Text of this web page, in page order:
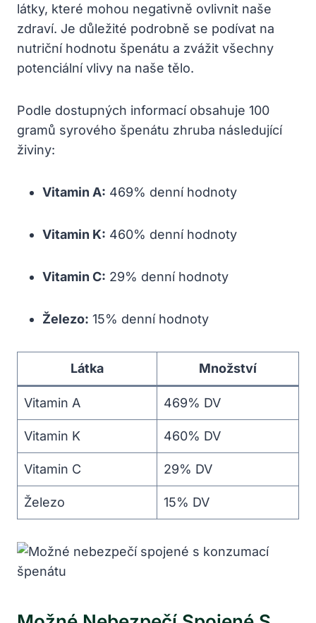
látky, které mohou negativně ovlivnit naše
zdraví. Je důležité podrobně se podívat na
nutriční hodnotu špenátu a zvážit všechny
potenciální vlivy na naše tělo.
Podle dostupných informací obsahuje 100
gramů syrového špenátu zhruba následující
živiny:
Vitamin A: 469% denní hodnoty
Vitamin K: 460% denní hodnoty
Vitamin C: 29% denní hodnoty
Železo: 15% denní hodnoty
Látka Množství
Vitamin A 469% DV
Vitamin K 460% DV
Vitamin C 29% DV
Železo 15% DV